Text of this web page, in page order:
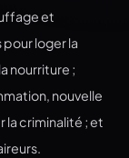
et
loger la
nourriture ;
nouvelle
criminalité ; et